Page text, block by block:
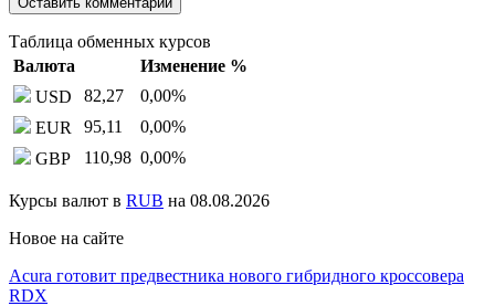
Таблица обменных курсов
Валюта
Изменение %
USD
82,27 0,00%
EUR
95,11 0,00%
GBP
110,98 0,00%
Курсы валют в RUB на 08.08.2026
Новое на сайте
Acura готовит предвестника нового гибридного кроссовера
RDX